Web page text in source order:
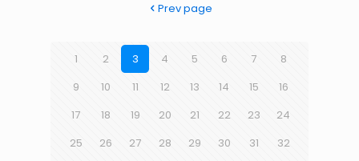
Prev page
1 2 3 4 5 6 7
8
9
10 11 12 13 14 15
16
17
18 19 20 21 22 23
24
25
26 27 28 29 30 31
32